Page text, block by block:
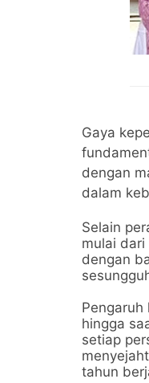
Gaya
dengan
dalam
Selain
mulai
dengan
Pengaruh
hingga
setiap
tahun